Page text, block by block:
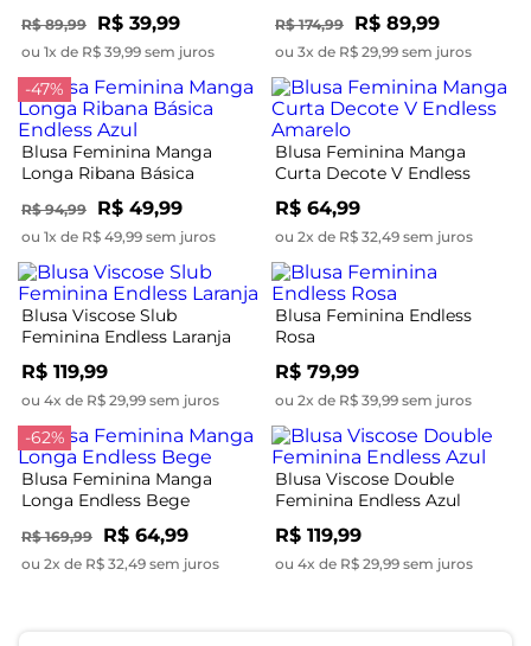
R$ 89,99 R$ 39,99
ou 1x de R$ 39,99 sem juros
R$ 174,99 R$ 89,99
ou 3x de R$ 29,99 sem juros
-47%
Blusa Feminina Manga
Longa Ribana Básica
Endless Azul
R$ 94,99 R$ 49,99
ou 1x de R$ 49,99 sem juros
Blusa Feminina Manga
Curta Decote V Endless
Amarelo
R$ 64,99
ou 2x de R$ 32,49 sem juros
Blusa Viscose Slub
Feminina Endless Laranja
R$ 119,99
ou 4x de R$ 29,99 sem juros
Blusa Feminina Endless
Rosa
R$ 79,99
ou 2x de R$ 39,99 sem juros
-62%
Blusa Feminina Manga
Longa Endless Bege
R$ 169,99 R$ 64,99
ou 2x de R$ 32,49 sem juros
Blusa Viscose Double
Feminina Endless Azul
R$ 119,99
ou 4x de R$ 29,99 sem juros